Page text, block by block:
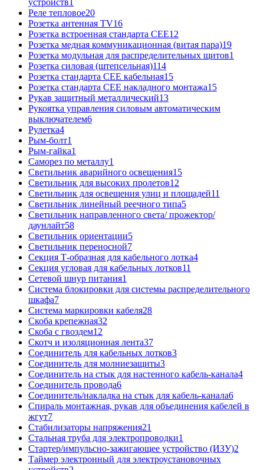
Реле тепловое20
Розетка антенная TV16
Розетка встроенная стандарта CEE12
Розетка медная коммуникационная (витая пара)19
Розетка модульная для распределительных щитов1
Розетка силовая (штепсельная)114
Розетка стандарта СЕЕ кабельная15
Розетка стандарта СЕЕ накладного монтажа15
Рукав защитный металлический13
Рукоятка управления силовым автоматическим
выключателем6
Рулетка4
Рым-болт1
Рым-гайка1
Саморез по металлу1
Светильник аварийного освещения15
Светильник для высоких пролетов12
Светильник для освещения улиц и площадей11
Светильник линейный реечного типа5
Светильник направленного света/ прожектор/
даунлайт58
Светильник ориентации5
Светильник переносной7
Секция Т-образная для кабельного лотка4
Секция угловая для кабельных лотков11
Сетевой шнур питания1
Система блокировки для системы распределительного
шкафа7
Система маркировки кабеля28
Скоба крепежная32
Скоба с гвоздем12
Скотч и изоляционная лента37
Соединитель для кабельных лотков3
Соединитель для молниезащиты3
Соединитель на стык для настенного кабель-канала4
Соединитель провода6
Соединитель/накладка на стык для кабель-канала6
Спираль монтажная, рукав для объединения кабелей в
жгут7
Стабилизаторы напряжения21
Стальная труба для электропроводки1
Стартер/импульсно-зажигающее устройство (ИЗУ)2
Таймер электронный для электроустановочных